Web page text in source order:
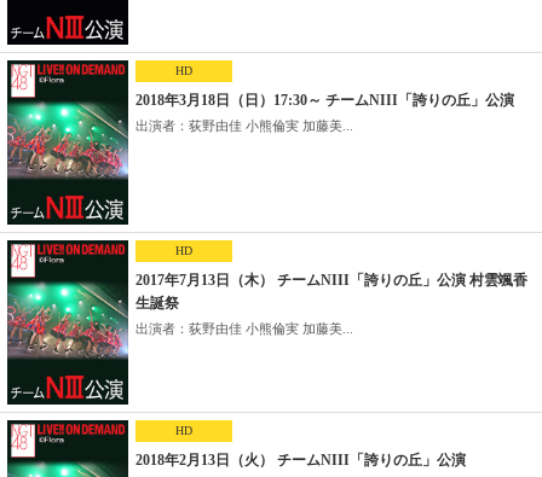
HD
2018年3月18日（日）17:30～ チームNIII「誇りの丘」公演
出演者：荻野由佳 小熊倫実 加藤美...
HD
2017年7月13日（木） チームNIII「誇りの丘」公演 村雲颯香
生誕祭
出演者：荻野由佳 小熊倫実 加藤美...
HD
2018年2月13日（火） チームNIII「誇りの丘」公演